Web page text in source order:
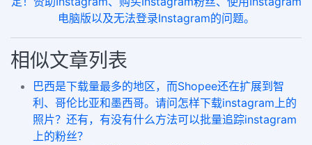
电脑版以及无法登录Instagram的问题。
相似文章列表
巴西是下载量最多的地区，而Shopee还在扩展到智
利、哥伦比亚和墨西哥。请问怎样下载instagram上的
照片？还有，有没有什么方法可以批量追踪instagram
上的粉丝？